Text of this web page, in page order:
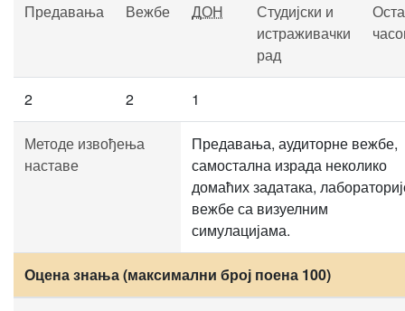
Предавања Вежбе ДОН
Студијски и
истраживачки
рад
2 2 1
Методе извођења
наставе
Предавања, аудиторне вежбе,
самостална израда неколико
домаћих задатака,
вежбе са визуелним
симулацијама.
Оцена знања (максимални број поена 100)